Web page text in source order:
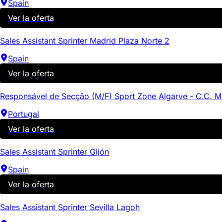
Spain
Ver la oferta
Sales Assistant Sprinter Madrid Plaza Norte 2
Spain
Ver la oferta
Responsável de Secção (M/F) Sport Zone Algarve - C.C.
Portugal
Ver la oferta
Sales Assistant Sprinter Gijón
Spain
Ver la oferta
Sales Assistant Sprinter Sevilla Lagoh